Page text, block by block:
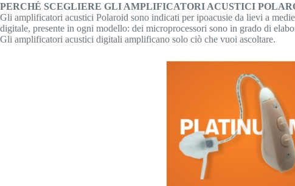
PERCHÉ SCEGLIERE GLI AMPLIFICATORI ACUSTICI
Gli amplificatori acustici Polaroid sono indicati per ipoacusie da lievi a
digitale, presente in ogni modello: dei microprocessori sono in grado di
Gli amplificatori acustici digitali amplificano solo ciò che vuoi ascoltare.